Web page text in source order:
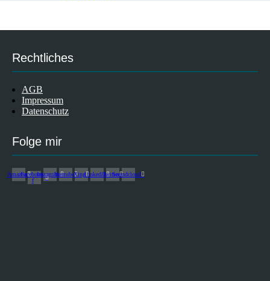
Rechtliches
AGB
Impressum
Datenschutz
Folge mir
AmazonFacebook-
f
InstagramYoutubeXingLinkedinTwitterSoundcloud